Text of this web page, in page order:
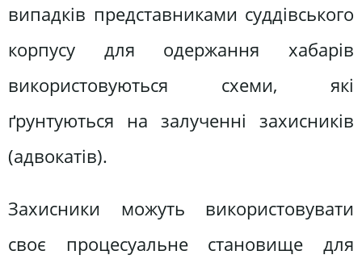
випадків представниками суддівського
корпусу для одержання хабарів
використовуються схеми, які
ґрунтуються на залученні захисників
(адвокатів).
Захисники можуть використовувати
своє процесуальне становище для